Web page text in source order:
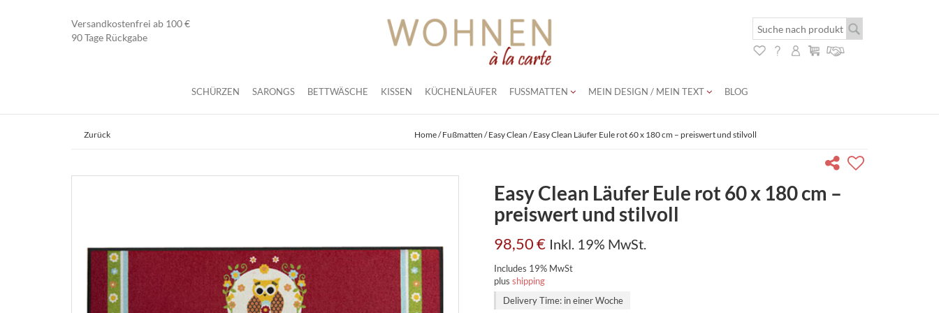
Versandkostenfrei ab 100 €
90 Tage Rückgabe
SCHÜRZEN SARONGS BETTWÄSCHE KISSEN KÜCHENLÄUFER FUSSMATTEN MEIN DESIGN / MEIN TEXT BLOG
Zurück Home/Fußmatten /Easy Clean / Easy Clean Läufer Eule rot 60 x 180 cm – preiswert und stilvoll
Easy Clean Läufer Eule rot 60 x 180 cm –
preiswert und stilvoll
98,50€ Inkl. 19% MwSt.
Includes 19% MwSt
plus shipping
Delivery Time: in einer Woche